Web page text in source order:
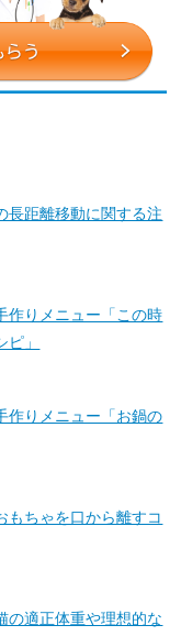
長距離移動に関する注
作りメニュー「この時
」
作りメニュー「お鍋の
もちゃを口から離すコ
の適正体重や理想的な